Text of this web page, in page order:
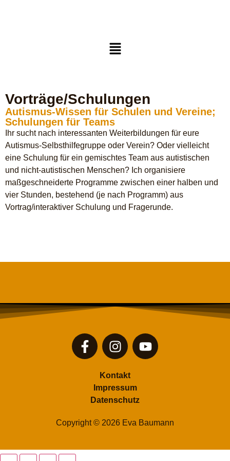
Vorträge/Schulungen
Autismus-Wissen für Schulen und Vereine;
Schulungen für Teams
Ihr sucht nach interessanten Weiterbildungen für eure
Autismus-Selbsthilfegruppe oder Verein? Oder vielleicht
eine Schulung für ein gemischtes Team aus autistischen
und nicht-autistischen Menschen? Ich organisiere
maßgeschneiderte Programme zwischen einer halben und
vier Stunden, bestehend (je nach Programm) aus
Vortrag/interaktiver Schulung und Fragerunde.
Kontakt
Impressum
Datenschutz
Copyright © 2026 Eva Baumann